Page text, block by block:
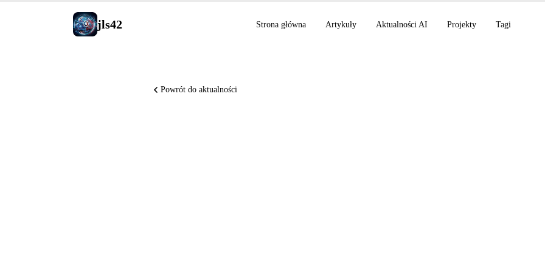
jls42 Strona główna Artykuły Aktualności AI Projekty Tagi
Powrót do aktualności